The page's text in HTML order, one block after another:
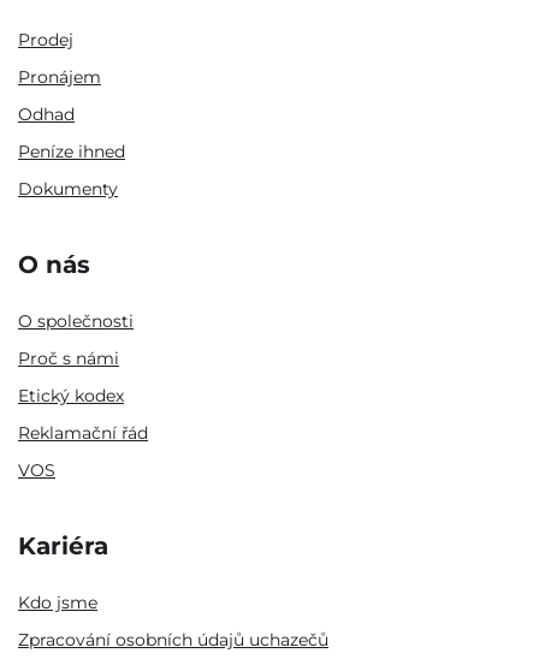
Prodej
Pronájem
Odhad
Peníze ihned
Dokumenty
O nás
O společnosti
Proč s námi
Etický kodex
Reklamační řád
VOS
Kariéra
Kdo jsme
Zpracování osobních údajů uchazečů